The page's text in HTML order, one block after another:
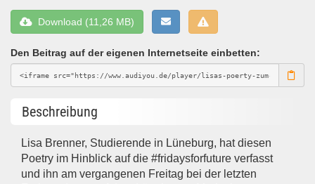
Download (11,26 MB)
Den Beitrag auf der eigenen Internetseite einbetten:
Beschreibung
Lisa Brenner, Studierende in Lüneburg, hat diesen
Poetry im Hinblick auf die #fridaysforfuture verfasst
und ihn am vergangenen Freitag bei der letzten